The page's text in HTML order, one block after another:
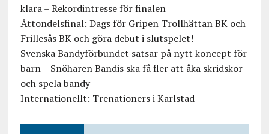
klara – Rekordintresse för finalen
Åttondelsfinal: Dags för Gripen Trollhättan BK och
Frillesås BK och göra debut i slutspelet!
Svenska Bandyförbundet satsar på nytt koncept för
barn – Snöharen Bandis ska få fler att åka skridskor
och spela bandy
Internationellt: Trenationers i Karlstad